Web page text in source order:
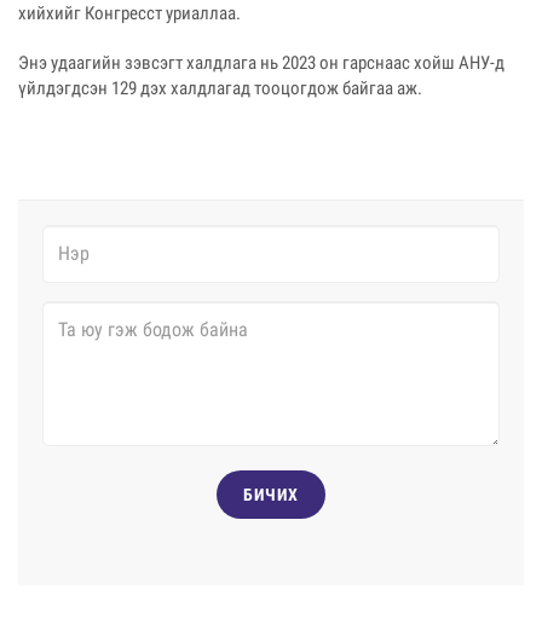
хийхийг Конгресст уриаллаа.
Энэ удаагийн зэвсэгт халдлага нь 2023 он гарснаас хойш АНУ-д
үйлдэгдсэн 129 дэх халдлагад тооцогдож байгаа аж.
БИЧИХ